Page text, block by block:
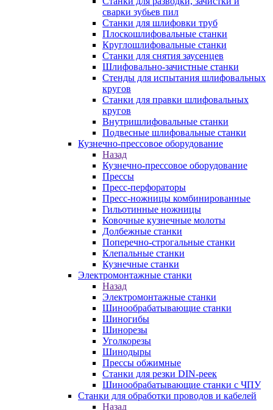
сварки зубьев пил
Станки для шлифовки труб
Плоскошлифовальные станки
Круглошлифовальные станки
Станки для снятия заусенцев
Шлифовально-зачистные станки
Стенды для испытания шлифовальных
кругов
Станки для правки шлифовальных
кругов
Внутришлифовальные станки
Подвесные шлифовальные станки
Кузнечно-прессовое оборудование
Назад
Кузнечно-прессовое оборудование
Прессы
Пресс-перфораторы
Пресс-ножницы комбинированные
Гильотинные ножницы
Ковочные кузнечные молоты
Долбежные станки
Поперечно-строгальные станки
Клепальные станки
Кузнечные станки
Электромонтажные станки
Назад
Электромонтажные станки
Шинообрабатывающие станки
Шиногибы
Шинорезы
Уголкорезы
Шинодыры
Прессы обжимные
Станки для резки DIN-реек
Шинообрабатывающие станки с ЧПУ
Станки для обработки проводов и кабелей
Назад